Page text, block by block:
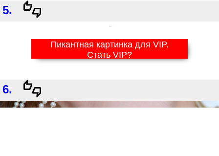
5.
Пикантная картинка для VIP.
Стать VIP?
6.